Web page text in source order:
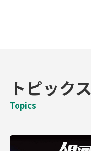
トピックス
Topics